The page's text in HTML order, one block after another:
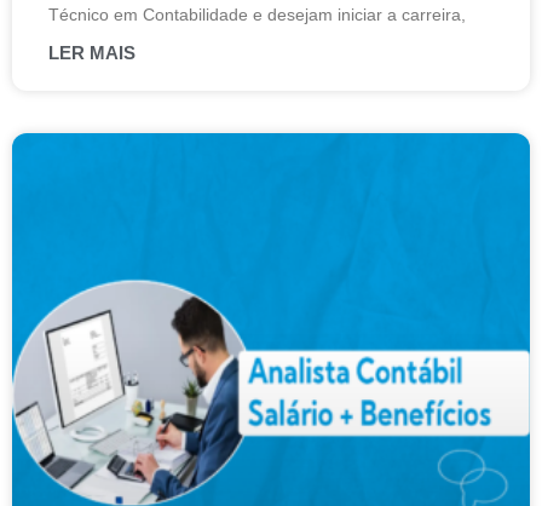
Técnico em Contabilidade e desejam iniciar a carreira,
LER MAIS